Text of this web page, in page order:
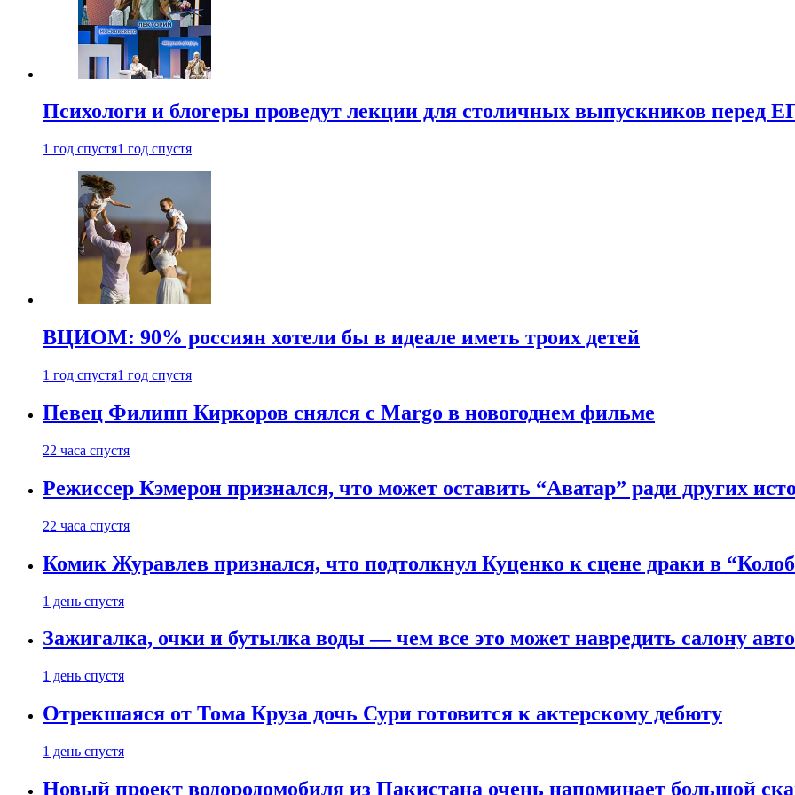
Психологи и блогеры проведут лекции для столичных выпускников перед
1 год спустя1 год спустя
ВЦИОМ: 90% россиян хотели бы в идеале иметь троих детей
1 год спустя1 год спустя
Певец Филипп Киркоров снялся с Margo в новогоднем фильме
22 часа спустя
Режиссер Кэмерон признался, что может оставить “Аватар” ради других
22 часа спустя
Комик Журавлев признался, что подтолкнул Куценко к сцене драки в
1 день спустя
Зажигалка, очки и бутылка воды — чем все это может навредить салону
1 день спустя
Отрекшаяся от Тома Круза дочь Сури готовится к актерскому дебюту
1 день спустя
Новый проект водородомобиля из Пакистана очень напоминает большой